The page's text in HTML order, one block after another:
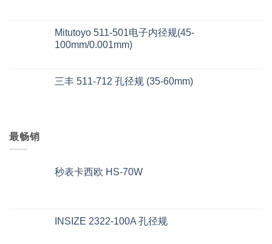
Mitutoyo 511-501电子内径规(45-
100mm/0.001mm)
三丰 511-712 孔径规 (35-60mm)
最畅销
秒表卡西欧 HS-70W
INSIZE 2322-100A 孔径规